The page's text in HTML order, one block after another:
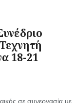
18-21
σε συνεργασία με